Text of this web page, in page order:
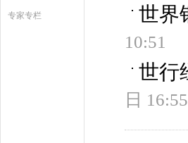
专家专栏
世界
10:51
世行
日 16:55